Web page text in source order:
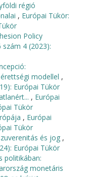
régió
, Európai Tükör:
Policy
szám 4 (2023):
modellel ,
Európai Tükör
, Európai
Tükör
, Európai
Tükör
és jog ,
Európai Tükör
politikában:
monetáris